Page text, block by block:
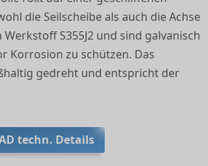
die Seilscheibe als auch die Achse
S355J2 und sind galvanisch
Korrosion zu schützen. Das
gedreht und entspricht der
techn. Details